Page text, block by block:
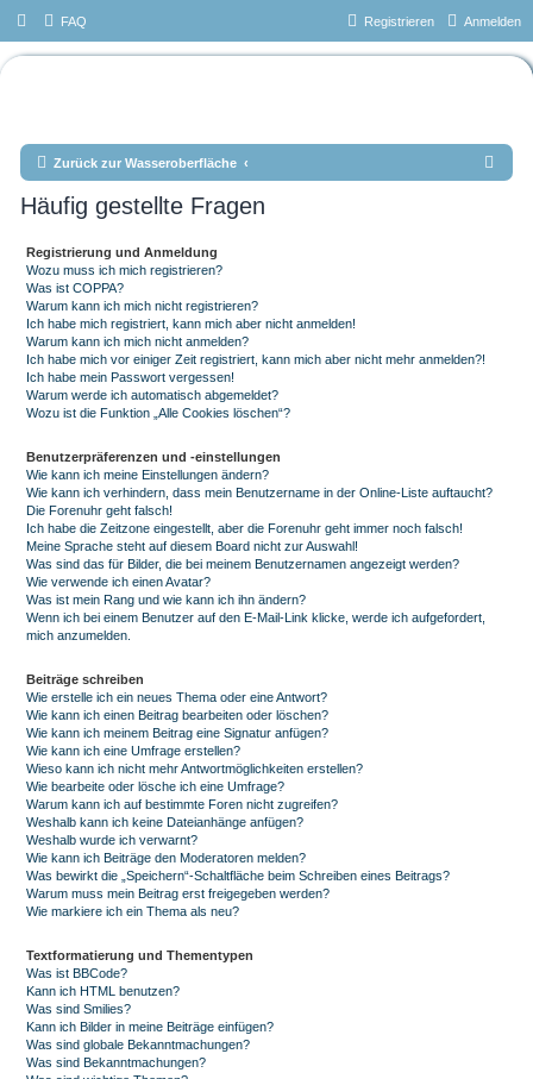
FAQ Anmelden
Registrieren
Zurück zur Wasseroberfläche
Häufig gestellte Fragen
Registrierung und Anmeldung
Wozu muss ich mich registrieren?
Was ist COPPA?
Warum kann ich mich nicht registrieren?
Ich habe mich registriert, kann mich aber nicht anmelden!
Warum kann ich mich nicht anmelden?
Ich habe mich vor einiger Zeit registriert, kann mich aber nicht mehr anmelden?!
Ich habe mein Passwort vergessen!
Warum werde ich automatisch abgemeldet?
Wozu ist die Funktion „Alle Cookies löschen“?
Benutzerpräferenzen und -einstellungen
Wie kann ich meine Einstellungen ändern?
Wie kann ich verhindern, dass mein Benutzername in der Online-Liste auftaucht?
Die Forenuhr geht falsch!
Ich habe die Zeitzone eingestellt, aber die Forenuhr geht immer noch falsch!
Meine Sprache steht auf diesem Board nicht zur Auswahl!
Was sind das für Bilder, die bei meinem Benutzernamen angezeigt werden?
Wie verwende ich einen Avatar?
Was ist mein Rang und wie kann ich ihn ändern?
Wenn ich bei einem Benutzer auf den E-Mail-Link klicke, werde ich aufgefordert,
mich anzumelden.
Beiträge schreiben
Wie erstelle ich ein neues Thema oder eine Antwort?
Wie kann ich einen Beitrag bearbeiten oder löschen?
Wie kann ich meinem Beitrag eine Signatur anfügen?
Wie kann ich eine Umfrage erstellen?
Wieso kann ich nicht mehr Antwortmöglichkeiten erstellen?
Wie bearbeite oder lösche ich eine Umfrage?
Warum kann ich auf bestimmte Foren nicht zugreifen?
Weshalb kann ich keine Dateianhänge anfügen?
Weshalb wurde ich verwarnt?
Wie kann ich Beiträge den Moderatoren melden?
Was bewirkt die „Speichern“-Schaltfläche beim Schreiben eines Beitrags?
Warum muss mein Beitrag erst freigegeben werden?
Wie markiere ich ein Thema als neu?
Textformatierung und Thementypen
Was ist BBCode?
Kann ich HTML benutzen?
Was sind Smilies?
Kann ich Bilder in meine Beiträge einfügen?
Was sind globale Bekanntmachungen?
Was sind Bekanntmachungen?